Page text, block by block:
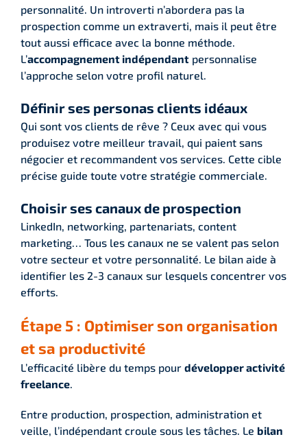
personnalité. Un introverti n’abordera pas la
prospection comme un extraverti, mais il peut être
tout aussi efficace avec la bonne méthode.
L’accompagnement indépendant personnalise
l’approche selon votre profil naturel.
Définir ses personas clients idéaux
Qui sont vos clients de rêve ? Ceux avec qui vous
produisez votre meilleur travail, qui paient sans
négocier et recommandent vos services. Cette cible
précise guide toute votre stratégie commerciale.
Choisir ses canaux de prospection
LinkedIn, networking, partenariats, content
marketing… Tous les canaux ne se valent pas selon
votre secteur et votre personnalité. Le bilan aide à
identifier les 2-3 canaux sur lesquels concentrer vos
efforts.
Étape 5 : Optimiser son organisation
et sa productivité
L’efficacité libère du temps pour développer activité
freelance
Entre production, prospection, administration et
veille, l’indépendant croule sous les tâches. Le bilan